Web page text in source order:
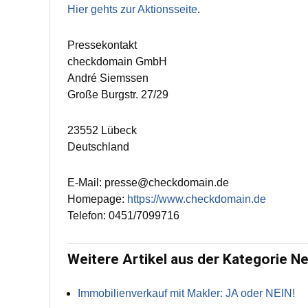
Hier gehts zur Aktionsseite.
Pressekontakt
checkdomain GmbH
André Siemssen
Große Burgstr. 27/29
23552 Lübeck
Deutschland
E-Mail: presse@checkdomain.de
Homepage: https://www.checkdomain.de
Telefon: 0451/7099716
Weitere Artikel aus der Kategorie
Immobilienverkauf mit Makler: JA oder NEIN!